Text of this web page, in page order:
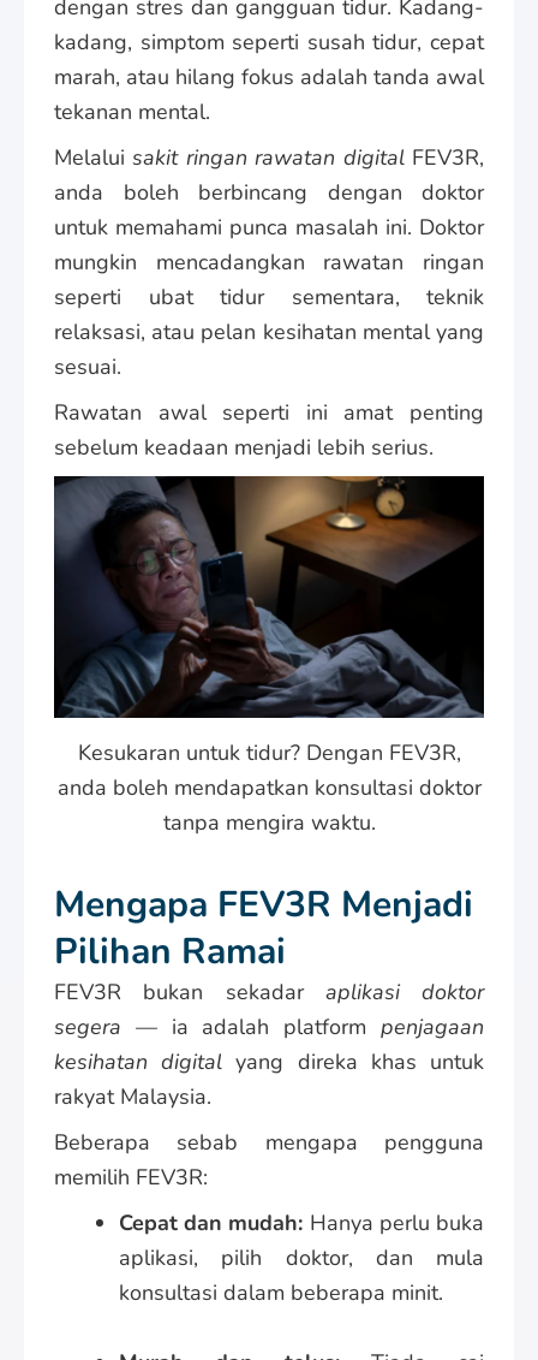
dengan stres dan gangguan tidur. Kadang-
kadang, simptom seperti susah tidur, cepat
marah, atau hilang fokus adalah tanda awal
tekanan mental.
Melaluisakit ringan rawatan digitalFEV3R,
anda boleh berbincang dengan doktor
untuk memahami punca masalah ini. Doktor
mungkin mencadangkan rawatan ringan
seperti ubat tidur sementara, teknik
relaksasi, atau pelan kesihatan mental yang
sesuai.
Rawatan awal seperti ini amat penting
sebelum keadaan menjadi lebih serius.
Kesukaran untuk tidur? Dengan FEV3R,
anda boleh mendapatkan konsultasi doktor
tanpa mengira waktu.
Mengapa FEV3R Menjadi
Pilihan Ramai
FEV3R bukan sekadar aplikasi doktor
segera — ia adalah platform penjagaan
kesihatan digital yang direka khas untuk
rakyat Malaysia.
Beberapa sebab mengapa pengguna
memilih FEV3R:
Cepat dan mudah: Hanya perlu buka
aplikasi, pilih doktor, dan mula
konsultasi dalam beberapa minit.